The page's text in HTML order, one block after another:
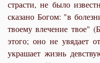
страсти, не было
сказано Богом: "в
твоему влечение твое"
этого; оно не увядает
украшает жизнь